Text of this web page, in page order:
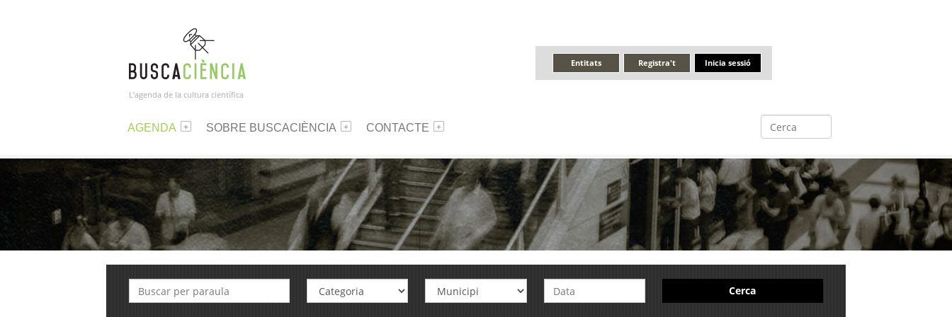
L’agenda de la cultura científica
Inicia sessió
Registra't
Entitats
AGENDA SOBRE BUSCACIÈNCIA CONTACTE
Cerca